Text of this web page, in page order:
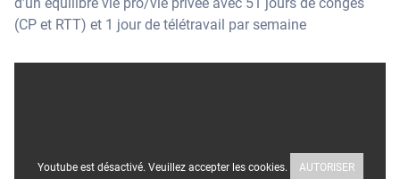
(CP et RTT) et 1 jour de télétravail par semaine
Youtube est désactivé. Veuillez accepter les cookies. AUTORISER